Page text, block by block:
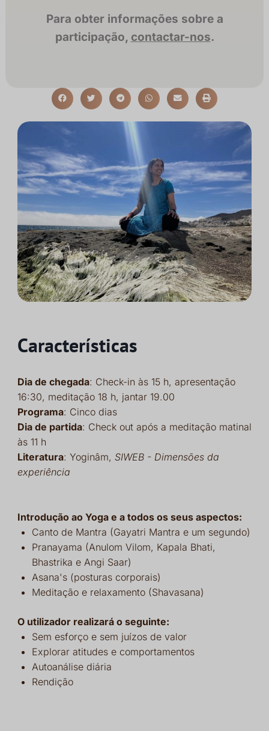
Características
Dia de chegada: Check-in às 15 h, apresentação
16:30, meditação 18 h, jantar 19.00
Programa: Cinco dias
Dia de partida: Check out após a meditação matinal
às 11 h
Literatura: Yoginâm, SIWEB - Dimensões da
experiência
Introdução ao Yoga e a todos os seus aspectos:
Canto de Mantra (Gayatri Mantra e um segundo)
Pranayama (Anulom Vilom, Kapala Bhati,
Bhastrika e Angi Saar)
Asana's (posturas corporais)
Meditação e relaxamento (Shavasana)
O utilizador realizará o seguinte:
Sem esforço e sem juízos de valor
Explorar atitudes e comportamentos
Autoanálise diária
Rendição
Para obter informações sobre a
participação, contactar-nos.